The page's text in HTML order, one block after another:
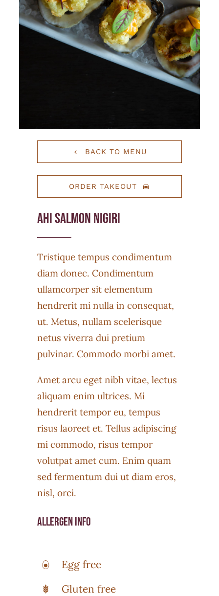
BACK TO MENU
ORDER TAKEOUT
AHI SALMON NIGIRI
Tristique tempus condimentum
diam donec. Condimentum
ullamcorper sit elementum
hendrerit mi nulla in consequat,
ut. Metus, nullam scelerisque
netus viverra dui pretium
pulvinar. Commodo morbi amet.
Amet arcu eget nibh vitae, lectus
aliquam enim ultrices. Mi
hendrerit tempor eu, tempus
risus laoreet et. Tellus adipiscing
mi commodo, risus tempor
volutpat amet cum. Enim quam
sed fermentum dui ut diam eros,
nisl, orci.
Allergen Info
Egg free
Gluten free